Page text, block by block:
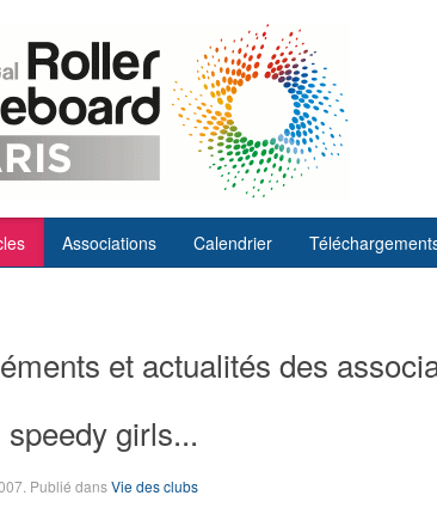
Associations Calendrier
et actualités des
girls...
. Publié dansVie des clubs